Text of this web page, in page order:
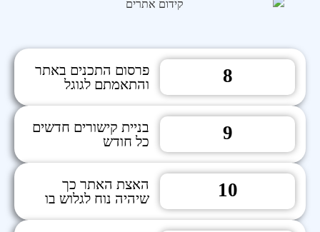
8
פרסום התכנים באתר
והתאמתם לגוגל
9
בניית קישורים חדשים
כל חודש
10
האצת האתר כך
שיהיה נוח לגלוש בו